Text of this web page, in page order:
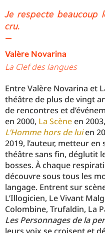
Je respecte beaucoup
cru.
—
Valère Novarina
La Clef des langues
Entre Valère Novarina et
théâtre de plus de vingt
de rencontres et
en 2000, La Scèneen 2003,
L’Homme hors de luien
2019, l’auteur, metteur
théâtre sans fin, déglutit
bosses. À chaque
découvre sous tous les
langage. Entrent sur
L’Illogicien, Le Vivant
Colombine, Trufaldin, La
Les Personnages de la